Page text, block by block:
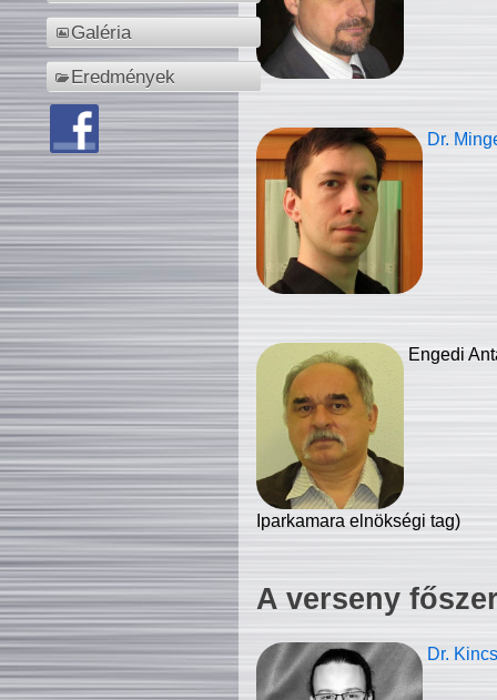
Galéria
Eredmények
Dr.
Engedi
Iparkamara elnökségi tag)
A verseny
Dr.